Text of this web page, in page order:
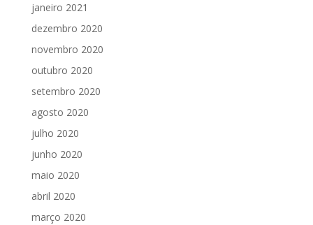
janeiro 2021
dezembro 2020
novembro 2020
outubro 2020
setembro 2020
agosto 2020
julho 2020
junho 2020
maio 2020
abril 2020
março 2020